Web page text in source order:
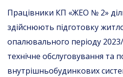
Працівники КП «ЖЕО № 2»
здійснюють підготовку
опалювального періоду
технічне обслуговування та
внутрішньобудинкових